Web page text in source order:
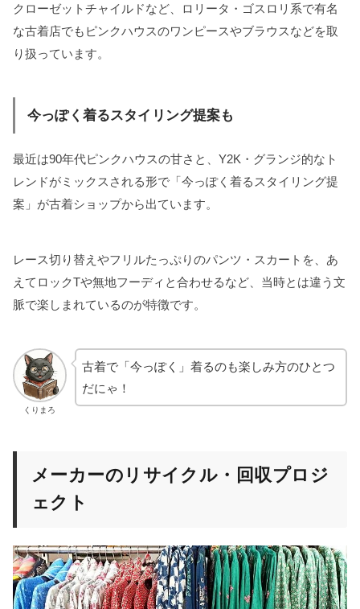
クローゼットチャイルドなど、ロリータ・ゴスロリ系で有名
な古着店でもピンクハウスのワンピースやブラウスなどを取
り扱っています。
今っぽく着るスタイリング提案も
最近は90年代ピンクハウスの甘さと、Y2K・グランジ的なト
レンドがミックスされる形で「今っぽく着るスタイリング提
案」が古着ショップから出ています。
レース切り替えやフリルたっぷりのパンツ・スカートを、あ
えてロックTや無地フーディと合わせるなど、当時とは違う文
脈で楽しまれているのが特徴です。
くりまろ
古着で「今っぽく」着るのも楽しみ方のひとつ
だにゃ！
メーカーのリサイクル・回収プロジ
ェクト